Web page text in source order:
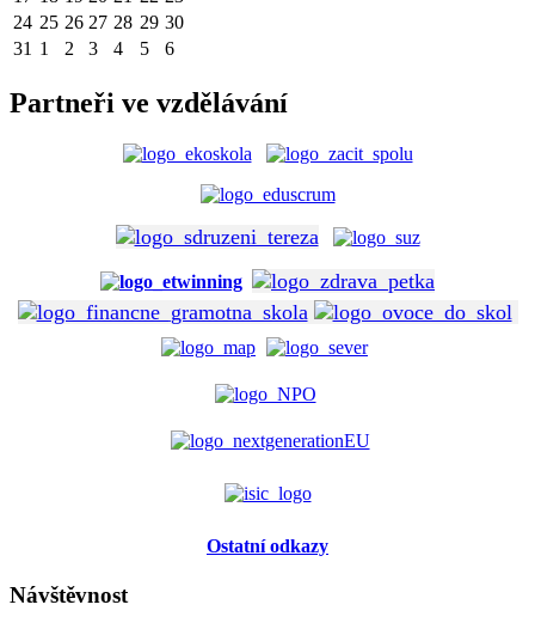
24 25 26 27 28 29 30
31 1 2 3 4 5 6
Partneři ve vzdělávání
Ostatní odkazy
Návštěvnost